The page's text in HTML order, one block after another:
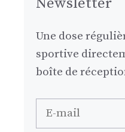
Une dose
sportive
boîte de